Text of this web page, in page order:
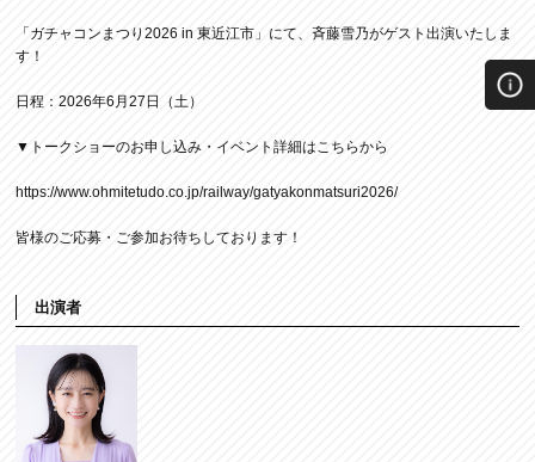
「ガチャコンまつり2026 in 東近江市」にて、斉藤雪乃がゲスト出演いたしま
す！
日程：2026年6月27日（土）
▼トークショーのお申し込み・イベント詳細はこちらから
https://www.ohmitetudo.co.jp/railway/gatyakonmatsuri2026/
皆様のご応募・ご参加お待ちしております！
出演者